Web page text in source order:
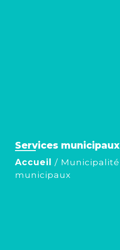
Services municipaux
Accueil / Municipalité
municipaux